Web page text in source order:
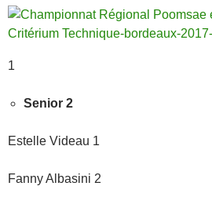
1
Senior 2
Estelle Videau 1
Fanny Albasini 2